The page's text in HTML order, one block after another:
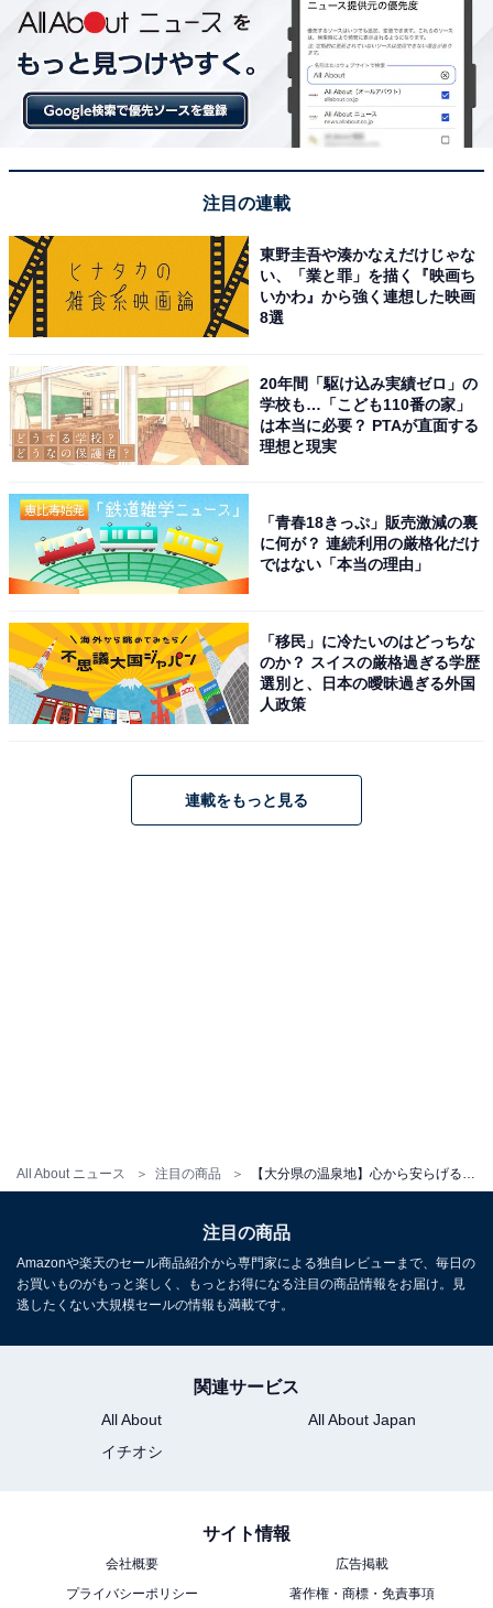
All About ニュース 注目の商品
いの客室で癒やされる小さな湯宿
「筋湯温泉 旅館白滝」は、風薫り緑滴る九重の自然に囲
まれた全10室の小さな湯宿です。館内には24時間いつで
も無料で堪能できる4つの貸切風呂があり、源泉掛け流
牛をはじめ、九重の山の幸をふんだんに使用したこだわ
りの創作会席料理が提供されます。
所在地：大分県玖珠郡九重町湯坪721
り210 号線経由で約1時間、黒川温泉より約25分
料金
※プラン・部屋により価格は変動します
チェックイン・チェックアウト
チェックアウト：公式Webサイトをご確認ください
※プランにより時間が異なる可能性があります
注目の連載
東野圭吾や湊かなえだけじゃな
い、「業と罪」を描く『映画ち
いかわ』から強く連想した映画
8選
20年間「駆け込み実績ゼロ」の
学校も…「こども110番の家」
は本当に必要？ PTAが直面する
理想と現実
「青春18きっぷ」販売激減の裏
に何が？ 連続利用の厳格化だけ
ではない「本当の理由」
「移民」に冷たいのはどっちな
のか？ スイスの厳格過ぎる学歴
選別と、日本の曖昧過ぎる外国
人政策
連載をもっと見る
注目の商品
Amazonや楽天のセール商品紹介から専門家による独自レビューまで、毎日の
お買いものがもっと楽しく、もっとお得になる注目の商品情報をお届け。見
逃したくない大規模セールの情報も満載です。
関連サービス
All About
All About Japan
イチオシ
サイト情報
会社概要
広告掲載
プライバシーポリシー
著作権・商標・免責事項